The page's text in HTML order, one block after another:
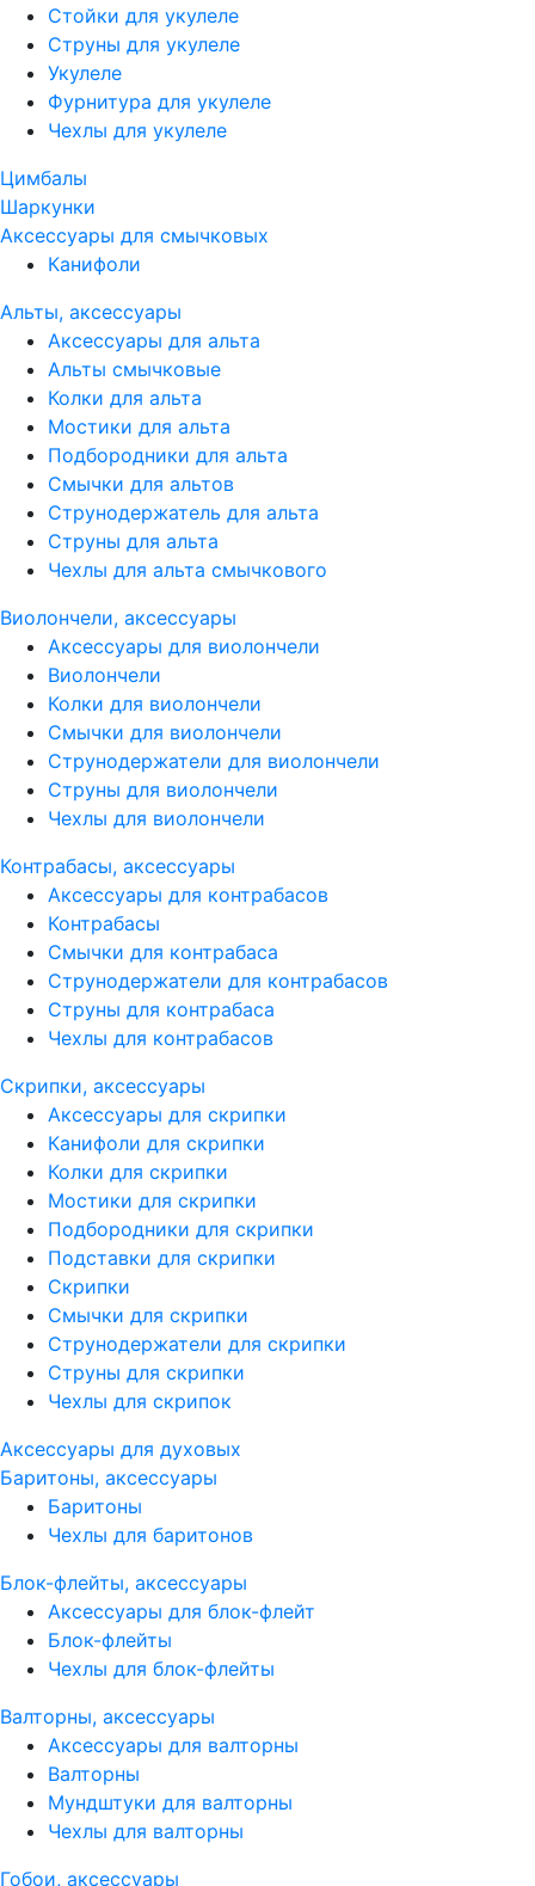
Стойки для укулеле
Струны для укулеле
Укулеле
Фурнитура для укулеле
Чехлы для укулеле
Цимбалы
Шаркунки
Аксессуары для смычковых
Канифоли
Альты, аксессуары
Аксессуары для альта
Альты смычковые
Колки для альта
Мостики для альта
Подбородники для альта
Смычки для альтов
Струнодержатель для альта
Струны для альта
Чехлы для альта смычкового
Виолончели, аксессуары
Аксессуары для виолончели
Виолончели
Колки для виолончели
Смычки для виолончели
Струнодержатели для виолончели
Струны для виолончели
Чехлы для виолончели
Контрабасы, аксессуары
Аксессуары для контрабасов
Контрабасы
Смычки для контрабаса
Струнодержатели для контрабасов
Струны для контрабаса
Чехлы для контрабасов
Скрипки, аксессуары
Аксессуары для скрипки
Канифоли для скрипки
Колки для скрипки
Мостики для скрипки
Подбородники для скрипки
Подставки для скрипки
Скрипки
Смычки для скрипки
Струнодержатели для скрипки
Струны для скрипки
Чехлы для скрипок
Аксессуары для духовых
Баритоны, аксессуары
Баритоны
Чехлы для баритонов
Блок-флейты, аксессуары
Аксессуары для блок-флейт
Блок-флейты
Чехлы для блок-флейты
Валторны, аксессуары
Аксессуары для валторны
Валторны
Мундштуки для валторны
Чехлы для валторны
Гобои, аксессуары